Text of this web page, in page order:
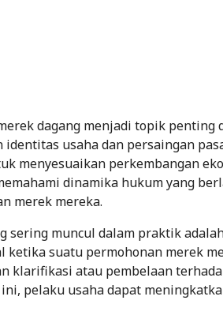
dagang menjadi topik
usaha dan persaingan
menyesuaikan perkembangan
dinamika hukum yang
merek mereka.
sering muncul dalam praktik
ketika suatu permohonan merek
klarifikasi atau pembelaan
pelaku usaha dapat